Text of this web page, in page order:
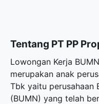
Tentang PT PP
Lowongan Kerja
merupakan anak
Tbk yaitu perusahaan
(BUMN) yang telah